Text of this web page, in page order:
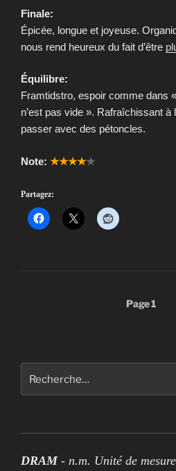
Finale:
Épicée, longue et joyeuse.
nous rend heureux du fait d’être
Équilibre:
Framtidstro, espoir comme dans
n’est pas vide ». Rafraîchissant à
passer avec des pétoncles.
Note: ★★★★★
Partagez:
Page1
DRAM- n.m. Unité de